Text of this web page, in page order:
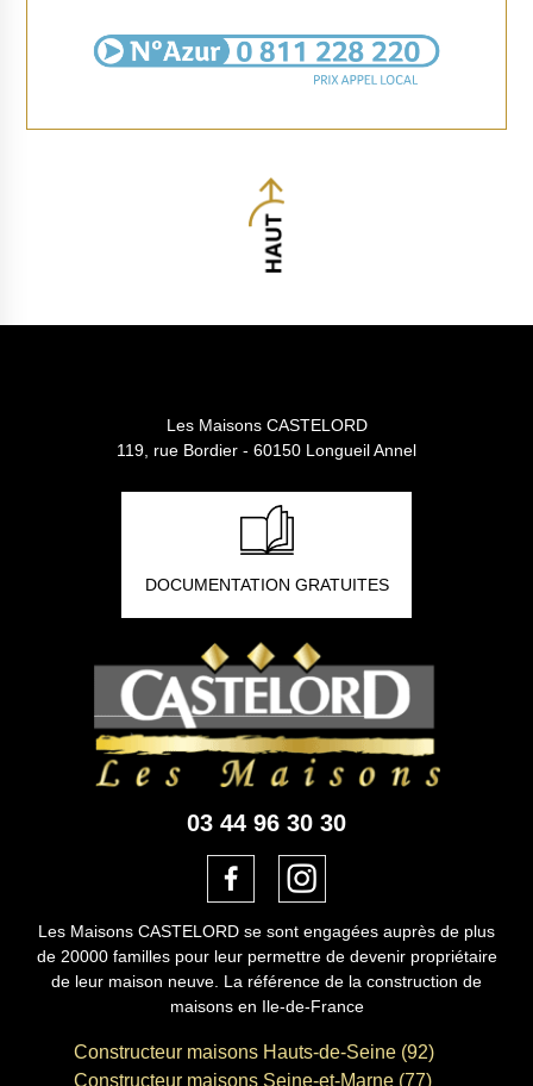
Les Maisons CASTELORD
119, rue Bordier - 60150 Longueil Annel
DOCUMENTATION GRATUITES
03 44 96 30 30
Les Maisons CASTELORD se sont engagées auprès de plus
de 20000 familles pour leur permettre de devenir propriétaire
de leur maison neuve. La référence de la construction de
maisons en Ile-de-France
Constructeur maisons Hauts-de-Seine (92)
Constructeur maisons Seine-et-Marne (77)